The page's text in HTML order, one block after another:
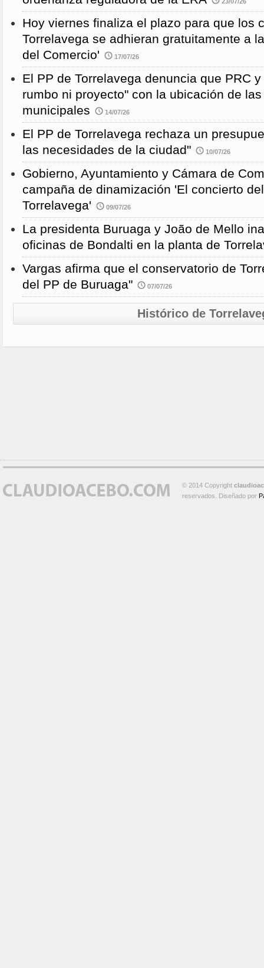
Hoy viernes finaliza el plazo para que los
Torrelavega se adhieran gratuitamente a
del Comercio'
17/07/26
El PP de Torrelavega denuncia que PRC
rumbo ni proyecto" con la ubicación de
municipales
14/07/26
El PP de Torrelavega rechaza un
las necesidades de la ciudad"
10/07/26
Gobierno, Ayuntamiento y Cámara de
campaña de dinamización 'El concierto
Torrelavega'
09/07/26
La presidenta Buruaga y João de Mello
oficinas de Bondalti en la planta de
Vargas afirma que el conservatorio de
del PP de Buruaga"
07/07/26
Histórico de
© 2014 Copyright
reservados. Diseñado por